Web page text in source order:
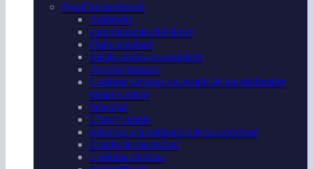
Penal Sustantivo⚖️
Adulterio
cumplimiento del deber
Dolo eventual
Juicio contra los animales
Acción humana
Legítima defensa en estado de incertidumbre
temor o terror
tipicidad
Ultraje simple
sujeción a la vigilancia de la autoridad
Estado de necesidad
Legítima defensa